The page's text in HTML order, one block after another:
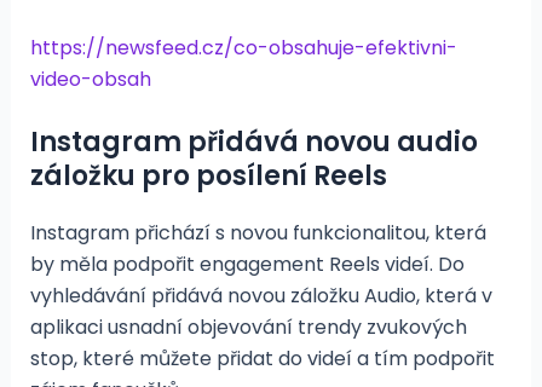
https://newsfeed.cz/co-obsahuje-efektivni-
video-obsah
Instagram přidává novou audio
záložku pro posílení Reels
Instagram přichází s novou funkcionalitou, která
by měla podpořit engagement Reels videí. Do
vyhledávání přidává novou záložku Audio, která v
aplikaci usnadní objevování trendy zvukových
stop, které můžete přidat do videí a tím podpořit